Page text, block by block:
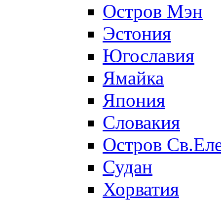
Остров Мэн
Эстония
Югославия
Ямайка
Япония
Словакия
Остров
Судан
Хорватия